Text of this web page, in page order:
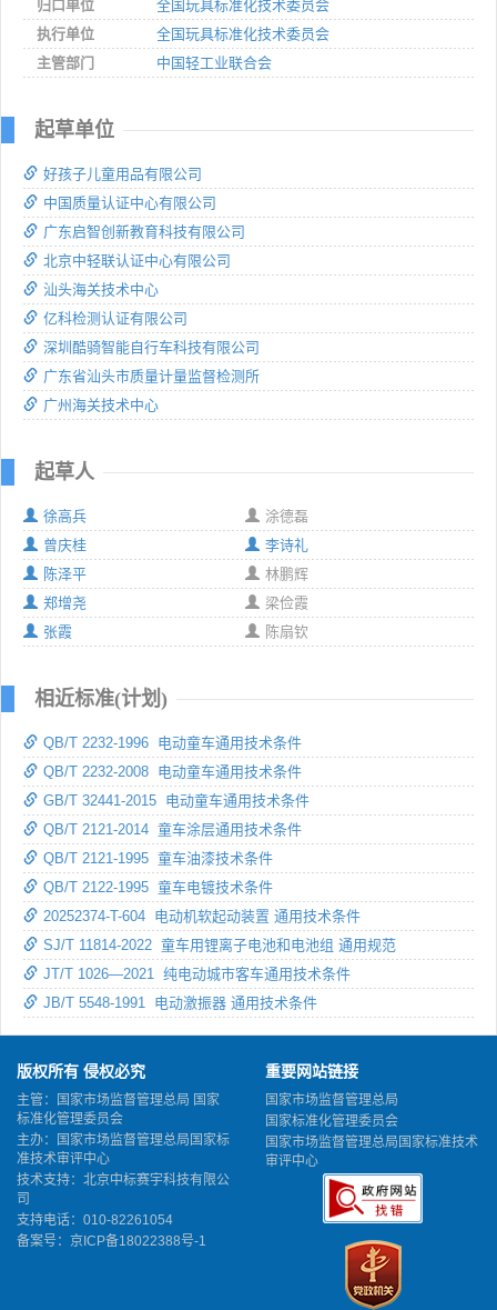
归口单位
全国玩具标准化技术委员会
执行单位
全国玩具标准化技术委员会
主管部门
中国轻工业联合会
起草单位
好孩子儿童用品有限公司
中国质量认证中心有限公司
广东启智创新教育科技有限公司
北京中轻联认证中心有限公司
汕头海关技术中心
亿科检测认证有限公司
深圳酷骑智能自行车科技有限公司
广东省汕头市质量计量监督检测所
广州海关技术中心
起草人
徐高兵
涂德磊
曾庆桂
李诗礼
陈泽平
林鹏辉
郑增尧
梁俭霞
张霞
陈扇钦
相近标准(计划)
QB/T 2232-1996 电动童车通用技术条件
QB/T 2232-2008 电动童车通用技术条件
GB/T 32441-2015 电动童车通用技术条件
QB/T 2121-2014 童车涂层通用技术条件
QB/T 2121-1995 童车油漆技术条件
QB/T 2122-1995 童车电镀技术条件
20252374-T-604 电动机软起动装置 通用技术条件
SJ/T 11814-2022 童车用锂离子电池和电池组 通用规范
JT/T 1026—2021 纯电动城市客车通用技术条件
JB/T 5548-1991 电动激振器 通用技术条件
版权所有 侵权必究
主管：国家市场监督管理总局 国家
标准化管理委员会
主办：国家市场监督管理总局国家标
准技术审评中心
技术支持：北京中标赛宇科技有限公
司
支持电话：010-82261054
备案号： 京ICP备18022388号-1
重要网站链接
国家市场监督管理总局
国家标准化管理委员会
国家市场监督管理总局国家标准技术
审评中心